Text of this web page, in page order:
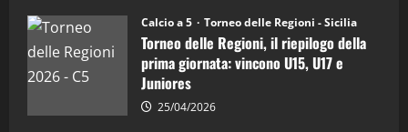
5 Juniores
è
vicecampione
d’Italia
Calcio a 5 Torneo delle Regioni - Sicilia
Torneo delle Regioni, il riepilogo della
prima giornata: vincono U15, U17 e
Juniores
25/04/2026